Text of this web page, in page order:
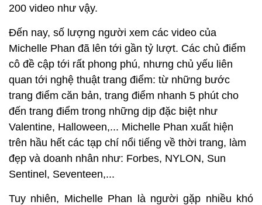
200 video như vậy.
Đến nay, số lượng người xem các video của
Michelle Phan đã lên tới gần tỷ lượt. Các chủ điểm
cô đề cập tới rất phong phú, nhưng chủ yếu liên
quan tới nghệ thuật trang điểm: từ những bước
trang điểm căn bản, trang điểm nhanh 5 phút cho
đến trang điểm trong những dịp đặc biệt như
Valentine, Halloween,... Michelle Phan xuất hiện
trên hầu hết các tạp chí nổi tiếng về thời trang, làm
đẹp và doanh nhân như: Forbes, NYLON, Sun
Sentinel, Seventeen,...
Tuy nhiên, Michelle Phan là người gặp nhiều khó